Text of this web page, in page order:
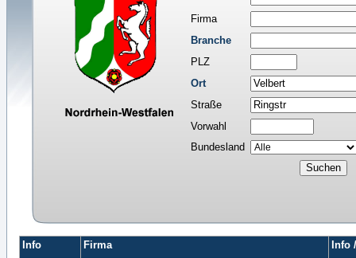
Firma
Branche
PLZ
Ort
Straße
Vorwahl
Bundesland
Info Firma
Info